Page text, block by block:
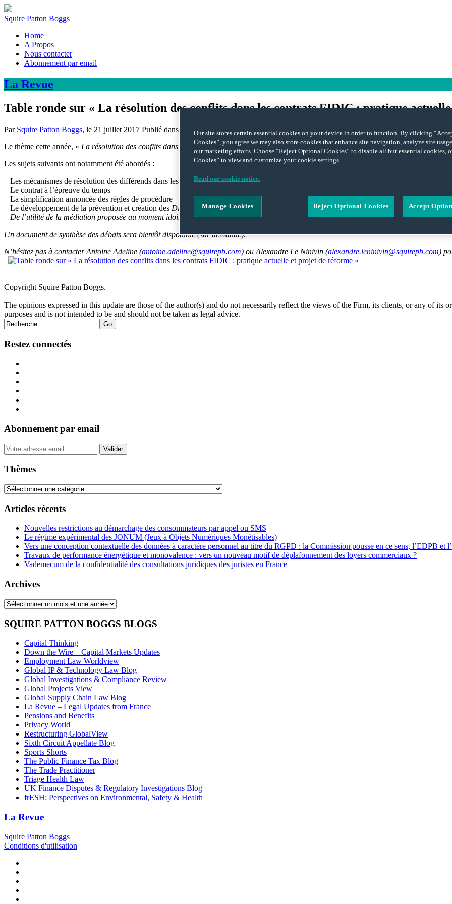
Squire Patton Boggs
Home
A Propos
Nous contacter
Abonnement par email
La Revue
Table ronde sur « La résolution des conflits dans les contrats FIDIC : pratique
Par Squire Patton Boggs, le 21 juillet 2017 Publié dans
VIE DU CABINET
Le thème cette année, « La résolution des conflits dans les contrats FIDIC : pratique actuelle et projet de réforme»,a donné lieu à
Les sujets suivants ont notamment été abordés :
– Les mécanismes de résolution des différends dans les contrats FIDIC, mis en avant dans le projet de réforme
– Le contrat à l’épreuve du temps
– La simplification annoncée des règles de procédure
– Le développement de la prévention et création des Dispute Avoidance Boards
– De l’utilité de la médiation proposée au moment idoine.
Un document de synthèse des débats sera bientôt disponible (sur demande).
N’hésitez pas à contacter Antoine Adeline (antoine.adeline@squirepb.com) ou Alexandre Le Ninivin (alexandre.leninivin@squirepb.com)
Tweet
post
Like
post
Email
post
Share
post
on
Copyright Squire Patton Boggs.
The opinions expressed in this update are those of the author(s) and do not necessarily reflect the views of the Firm, its clients, or any of its
purposes and is not intended to be and should not be taken as legal advice.
Restez connectés
Abonnement par email
Your
website
Thèmes
Thèmes
Articles récents
Nouvelles restrictions au démarchage des consommateurs par appel ou SMS
Le régime expérimental des JONUM (Jeux à Objets Numériques Monétisables)
Vers une conception contextuelle des données à caractère personnel au titre du RGPD : la Commission pousse en ce sens, l’EDPB et
Travaux de performance énergétique et monovalence : vers un nouveau motif de déplafonnement des loyers commerciaux ?
Vademecum de la confidentialité des consultations juridiques des juristes en France
Archives
Archives
SQUIRE PATTON BOGGS BLOGS
Capital Thinking
Down the Wire – Capital Markets Updates
Employment Law Worldview
Global IP & Technology Law Blog
Global Investigations & Compliance Review
Global Projects View
Global Supply Chain Law Blog
La Revue – Legal Updates from France
Pensions and Benefits
Privacy World
Restructuring GlobalView
Sixth Circuit Appellate Blog
Sports Shorts
The Public Finance Tax Blog
The Trade Practitioner
Triage Health Law
UK Finance Disputes & Regulatory Investigations Blog
frESH: Perspectives on Environmental, Safety & Health
La Revue
Squire Patton Boggs
Conditions d'utilisation
Our site stores certain essential cookies on your device in order to function. By clicking
Cookies”, you agree we may also store cookies that enhance site navigation, analyze site
our marketing efforts. Choose “Reject Optional Cookies” to disable all but essential cookies,
Cookies” to view and customize your cookie settings.
Read our cookie notice.
Reject Optional Cookies Accept
Manage Cookies